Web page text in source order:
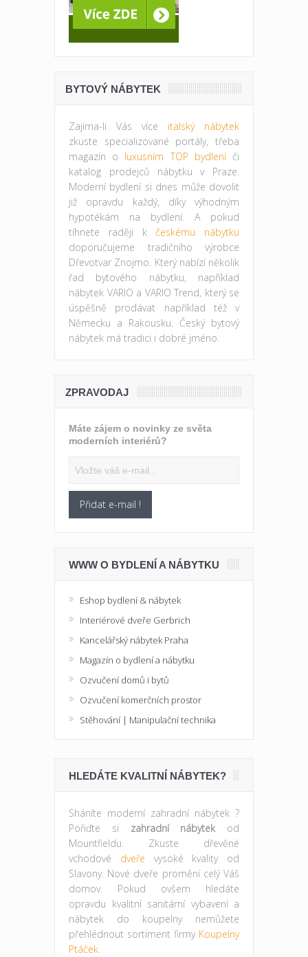
BYTOVÝ NÁBYTEK
Zajíma-li Vás více italský nábytek
zkuste specializované portály, třeba
magazín o luxusním TOP bydleníči
katalog prodejců nábytku v Praze.
Moderní bydlení si dnes může dovolit
již opravdu každý, díky výhodným
hypotékám na bydlení. A pokud
tíhnete raději kčeskému nábytku
doporučujeme tradičního výrobce
Dřevotvar Znojmo. Který nabízí několik
řad bytového nábytku, například
nábytek VARIO a VARIO Trend, který se
úspěšně prodávat například též v
Německu a Rakousku. Český bytový
nábytek má tradici i dobré jméno.
ZPRAVODAJ
Máte zájem o novinky ze světa
moderních interiérů?
Přidat e-mail !
WWW O BYDLENÍ A NÁBYTKU
Eshop bydlení & nábytek
Interiérové dveře Gerbrich
Kancelářský nábytek Praha
Magazín o bydlení a nábytku
Ozvučení domů i bytů
Ozvučení komerčních prostor
Stěhování | Manipulační technika
HLEDÁTE KVALITNÍ NÁBYTEK?
Sháníte moderní zahradní nábytek ?
Pořiďte si zahradní nábytekod
Mountfieldu. Zkuste dřevěné
vchodové dveře vysoké kvality od
Slavony. Nové dveře promění celý Váš
domov. Pokud ovšem hledáte
opravdu kvalitní sanitární vybavení a
nábytek do koupelny nemůžete
přehlédnout sortiment firmy Koupelny
Ptáček.